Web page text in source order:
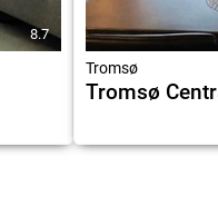
8.7
Tromsø
Tromsø